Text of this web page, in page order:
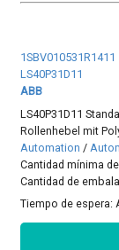
1SBV010531R1411
LS40P31D11
ABB
LS40P31D11
Rollenhebel mit
Automation /
Cantidad mínima
Cantidad de
Tiempo de espera: